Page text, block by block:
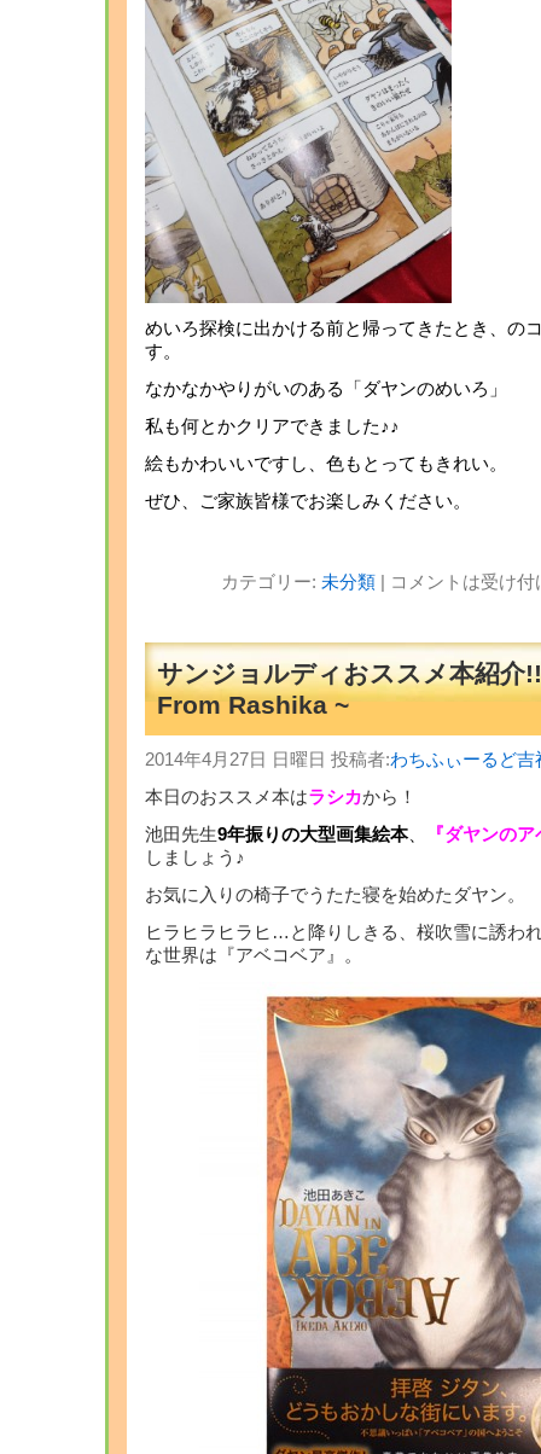
めいろ探検に出かける前と帰ってきたとき、の
す。
なかなかやりがいのある「ダヤンのめいろ」
私も何とかクリアできました♪♪
絵もかわいいですし、色もとってもきれい。
ぜひ、ご家族皆様でお楽しみください。
カテゴリー: 未分類| コメントは受け
サンジョルディおススメ本紹
From Rashika ~
2014年4月27日 日曜日 投稿者:わちふぃーるど
本日のおススメ本はラシカから！
池田先生9年振りの大型画集絵本、
『ダヤンの
しましょう♪
お気に入りの椅子でうたた寝を始めたダヤン。
ヒラヒラヒラヒ…と降りしきる、桜吹雪に誘わ
な世界は『アベコベア』。